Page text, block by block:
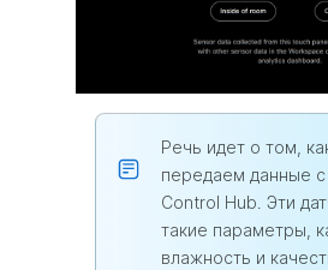
Речь идет о том,
передаем данные с
Control Hub. Эти
такие параметры,
влажность и